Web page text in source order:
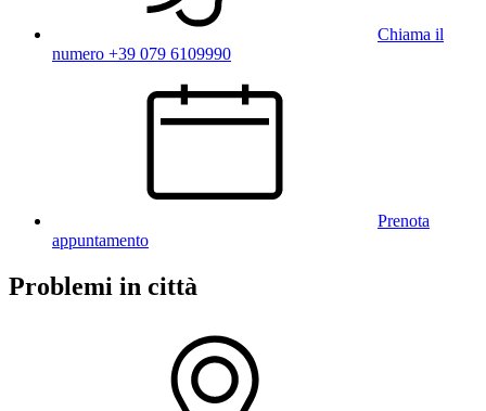
Chiama il
numero +39 079 6109990
Prenota
appuntamento
Problemi in città